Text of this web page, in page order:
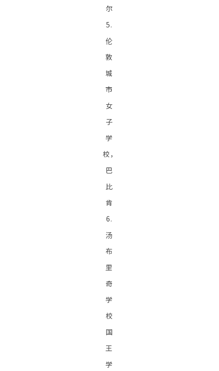
尔
5.
伦
敦
城
市
女
子
学
校，
巴
比
肯
6.
汤
布
里
奇
学
校
国
王
学